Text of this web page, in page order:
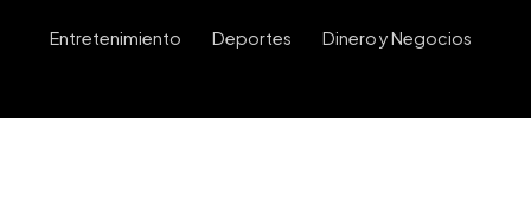
Entretenimiento Deportes Dinero y Negocios